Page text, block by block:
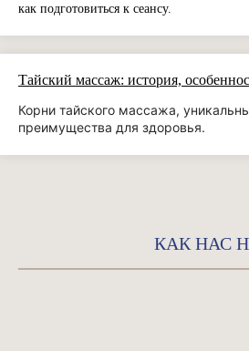
как подготовиться к сеансу.
Тайский массаж: история,
Корни тайского массажа,
преимущества для здоровья.
КАК НАС